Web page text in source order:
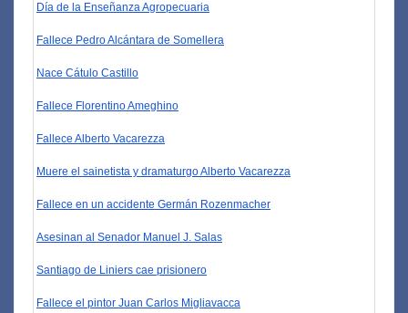
Día de la Enseñanza Agropecuaria
Fallece Pedro Alcántara de Somellera
Nace Cátulo Castillo
Fallece Florentino Ameghino
Fallece Alberto Vacarezza
Muere el sainetista y dramaturgo Alberto Vacarezza
Fallece en un accidente Germán Rozenmacher
Asesinan al Senador Manuel J. Salas
Santiago de Liniers cae prisionero
Fallece el pintor Juan Carlos Migliavacca